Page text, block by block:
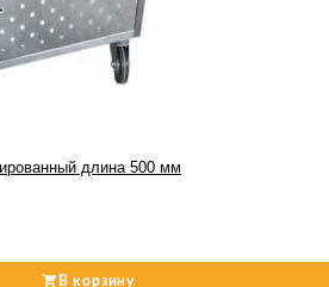
длина 500 мм
В корзину